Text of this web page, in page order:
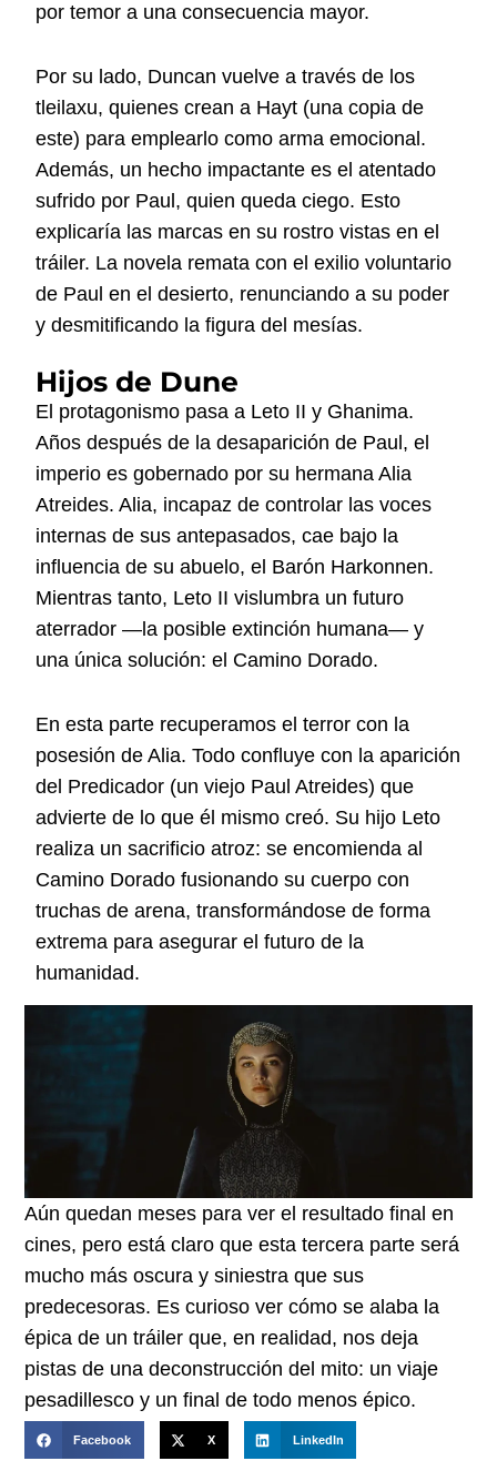
por temor a una consecuencia mayor.
Por su lado, Duncan vuelve a través de los
tleilaxu, quienes crean a Hayt (una copia de
este) para emplearlo como arma emocional.
Además, un hecho impactante es el atentado
sufrido por Paul, quien queda ciego. Esto
explicaría las marcas en su rostro vistas en el
tráiler. La novela remata con el exilio voluntario
de Paul en el desierto, renunciando a su poder
y desmitificando la figura del mesías.
Hijos de Dune
El protagonismo pasa a Leto II y Ghanima.
Años después de la desaparición de Paul, el
imperio es gobernado por su hermana Alia
Atreides. Alia, incapaz de controlar las voces
internas de sus antepasados, cae bajo la
influencia de su abuelo, el Barón Harkonnen.
Mientras tanto, Leto II vislumbra un futuro
aterrador —la posible extinción humana— y
una única solución: el Camino Dorado.
En esta parte recuperamos el terror con la
posesión de Alia. Todo confluye con la aparición
del Predicador (un viejo Paul Atreides) que
advierte de lo que él mismo creó. Su hijo Leto
realiza un sacrificio atroz: se encomienda al
Camino Dorado fusionando su cuerpo con
truchas de arena, transformándose de forma
extrema para asegurar el futuro de la
humanidad.
Aún quedan meses para ver el resultado final en
cines, pero está claro que esta tercera parte será
mucho más oscura y siniestra que sus
predecesoras. Es curioso ver cómo se alaba la
épica de un tráiler que, en realidad, nos deja
pistas de una deconstrucción del mito: un viaje
pesadillesco y un final de todo menos épico.
Facebook X LinkedIn